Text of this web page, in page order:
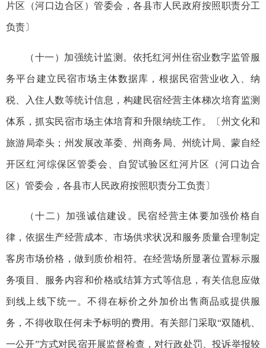
片区（河口边合区）管委会，各县市人民政府按照职责分工
负责〕
（十一）加强统计监测。依托红河州住宿业数字监管服
务平台建立民宿市场主体数据库，根据民宿营业收入、纳
税、入住人数等统计信息，构建民宿经营主体梯次培育监测
体系，抓实民宿市场主体培育和升限纳统工作。〔州文化和
旅游局牵头；州发展改革委、州商务局、州统计局、蒙自经
开区红河综保区管委会、自贸试验区红河片区（河口边合
区）管委会，各县市人民政府按照职责分工负责〕
（十二）加强诚信建设。民宿经营主体要加强价格自
律，依据生产经营成本、市场供求状况和服务质量合理制定
客房市场价格，做到质价相符。在经营场所显著位置标示服
务项目、服务内容和价格或结算方式等信息，有关信息应做
到线上线下统一。不得在标价之外加价出售商品或提供服
务，不得收取任何未予标明的费用。有关部门采取“双随机、
一公开”方式对民宿开展监督检查，对行政处罚、投诉举报较